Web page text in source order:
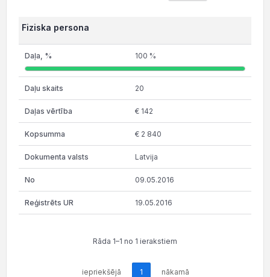
Fiziska persona
100 %
20
€ 142
€ 2 840
Latvija
09.05.2016
19.05.2016
Rāda 1–1 no 1 ierakstiem
iepriekšējā 1 nākamā